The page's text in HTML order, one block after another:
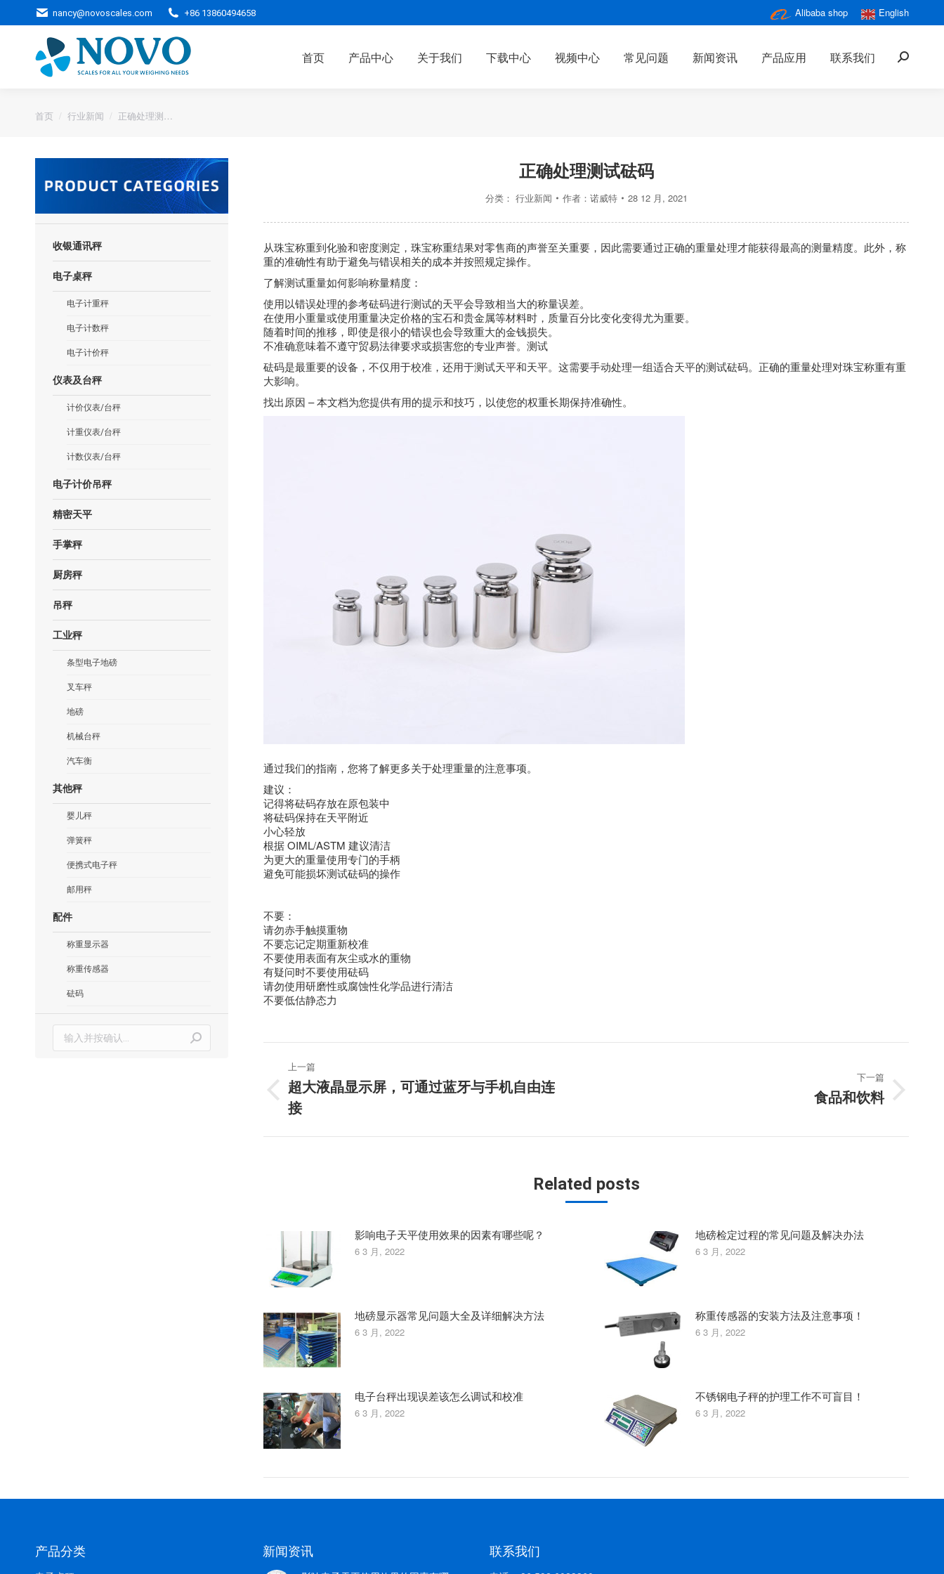
nancy@novoscales.com +86 13860494658 Alibaba shop English
首页 产品中心 关于我们 下载中心 视频中心 常见问题 新闻资讯 产品应用 联系我们
搜
您的位置：
首页 行业新闻 正确处理测…
正确处理测试砝码
分类： 行业新闻 作者： 诺威特 28 12 月, 2021
从珠宝称重到化验和密度测定，珠宝称重结果对零售商的声誉至关重要，因此需要通过正确的重量处理才能获得最高的测量精度。此外，称
重的准确性有助于避免与错误相关的成本并按照规定操作。
了解测试重量如何影响称量精度：
使用以错误处理的参考砝码进行测试的天平会导致相当大的称量误差。
在使用小重量或使用重量决定价格的宝石和贵金属等材料时，质量百分比变化变得尤为重要。
随着时间的推移，即使是很小的错误也会导致重大的金钱损失。
不准确意味着不遵守贸易法律要求或损害您的专业声誉。测试
砝码是最重要的设备，不仅用于校准，还用于测试天平和天平。这需要手动处理一组适合天平的测试砝码。正确的重量处理对珠宝称重有重
大影响。
找出原因 – 本文档为您提供有用的提示和技巧，以使您的权重长期保持准确性。
通过我们的指南，您将了解更多关于处理重量的注意事项。
建议：
记得将砝码存放在原包装中
将砝码保持在天平附近
小心轻放
根据 OIML/ASTM 建议清洁
为更大的重量使用专门的手柄
避免可能损坏测试砝码的操作
不要：
请勿赤手触摸重物
不要忘记定期重新校准
不要使用表面有灰尘或水的重物
有疑问时不要使用砝码
请勿使用研磨性或腐蚀性化学品进行清洁
不要低估静态力
章
上一篇
上
一
文
超大液晶显示屏，可通过蓝牙与手机自由连
接
下一篇
文
食品和饮料
Related posts
影响电子天平使用效果的因素有哪些呢？
6 3 月, 2022
地磅检定过程的常见问题及解决办法
6 3 月, 2022
地磅显示器常见问题大全及详细解决方法
6 3 月, 2022
称重传感器的安装方法及注意事项！
6 3 月, 2022
电子台秤出现误差该怎么调试和校准
6 3 月, 2022
不锈钢电子秤的护理工作不可盲目！
6 3 月, 2022
收银通讯秤
电子桌秤
电子计重秤
电子计数秤
电子计价秤
仪表及台秤
计价仪表/台秤
计重仪表/台秤
计数仪表/台秤
电子计价吊秤
精密天平
手掌秤
厨房秤
吊秤
工业秤
条型电子地磅
叉车秤
地磅
机械台秤
汽车衡
其他秤
婴儿秤
弹簧秤
便携式电子秤
邮用秤
配件
称重显示器
称重传感器
砝码
索：
产品分类 新闻资讯 联系我们